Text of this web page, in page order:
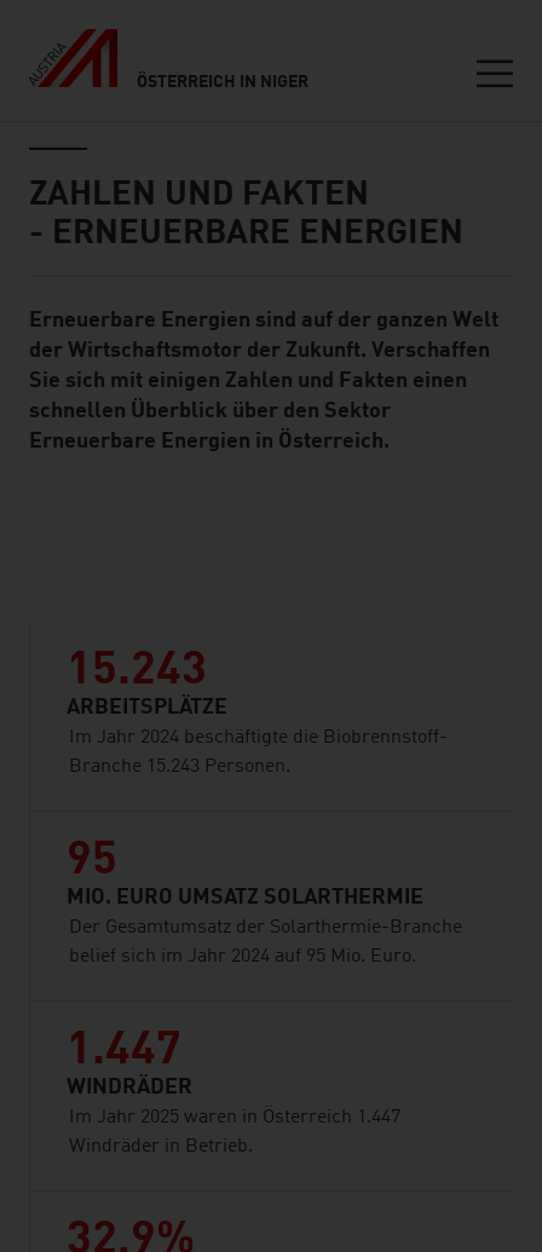
ÖSTERREICH IN NIGER
ZAHLEN UND FAKTEN
- ERNEUERBARE ENERGIEN
Standard Content Module
Erneuerbare Energien sind auf der ganzen Welt
der Wirtschaftsmotor der Zukunft. Verschaffen
Sie sich mit einigen Zahlen und Fakten einen
schnellen Überblick über den Sektor
Erneuerbare Energien in Österreich.
15.243
ARBEITSPLÄTZE
Im Jahr 2024 beschäftigte die Biobrennstoff-
Branche 15.243 Personen.
95
MIO. EURO UMSATZ SOLARTHERMIE
Der Gesamtumsatz der Solarthermie-Branche
belief sich im Jahr 2024 auf 95 Mio. Euro.
1.447
WINDRÄDER
Im Jahr 2025 waren in Österreich 1.447
Windräder in Betrieb.
32,9%